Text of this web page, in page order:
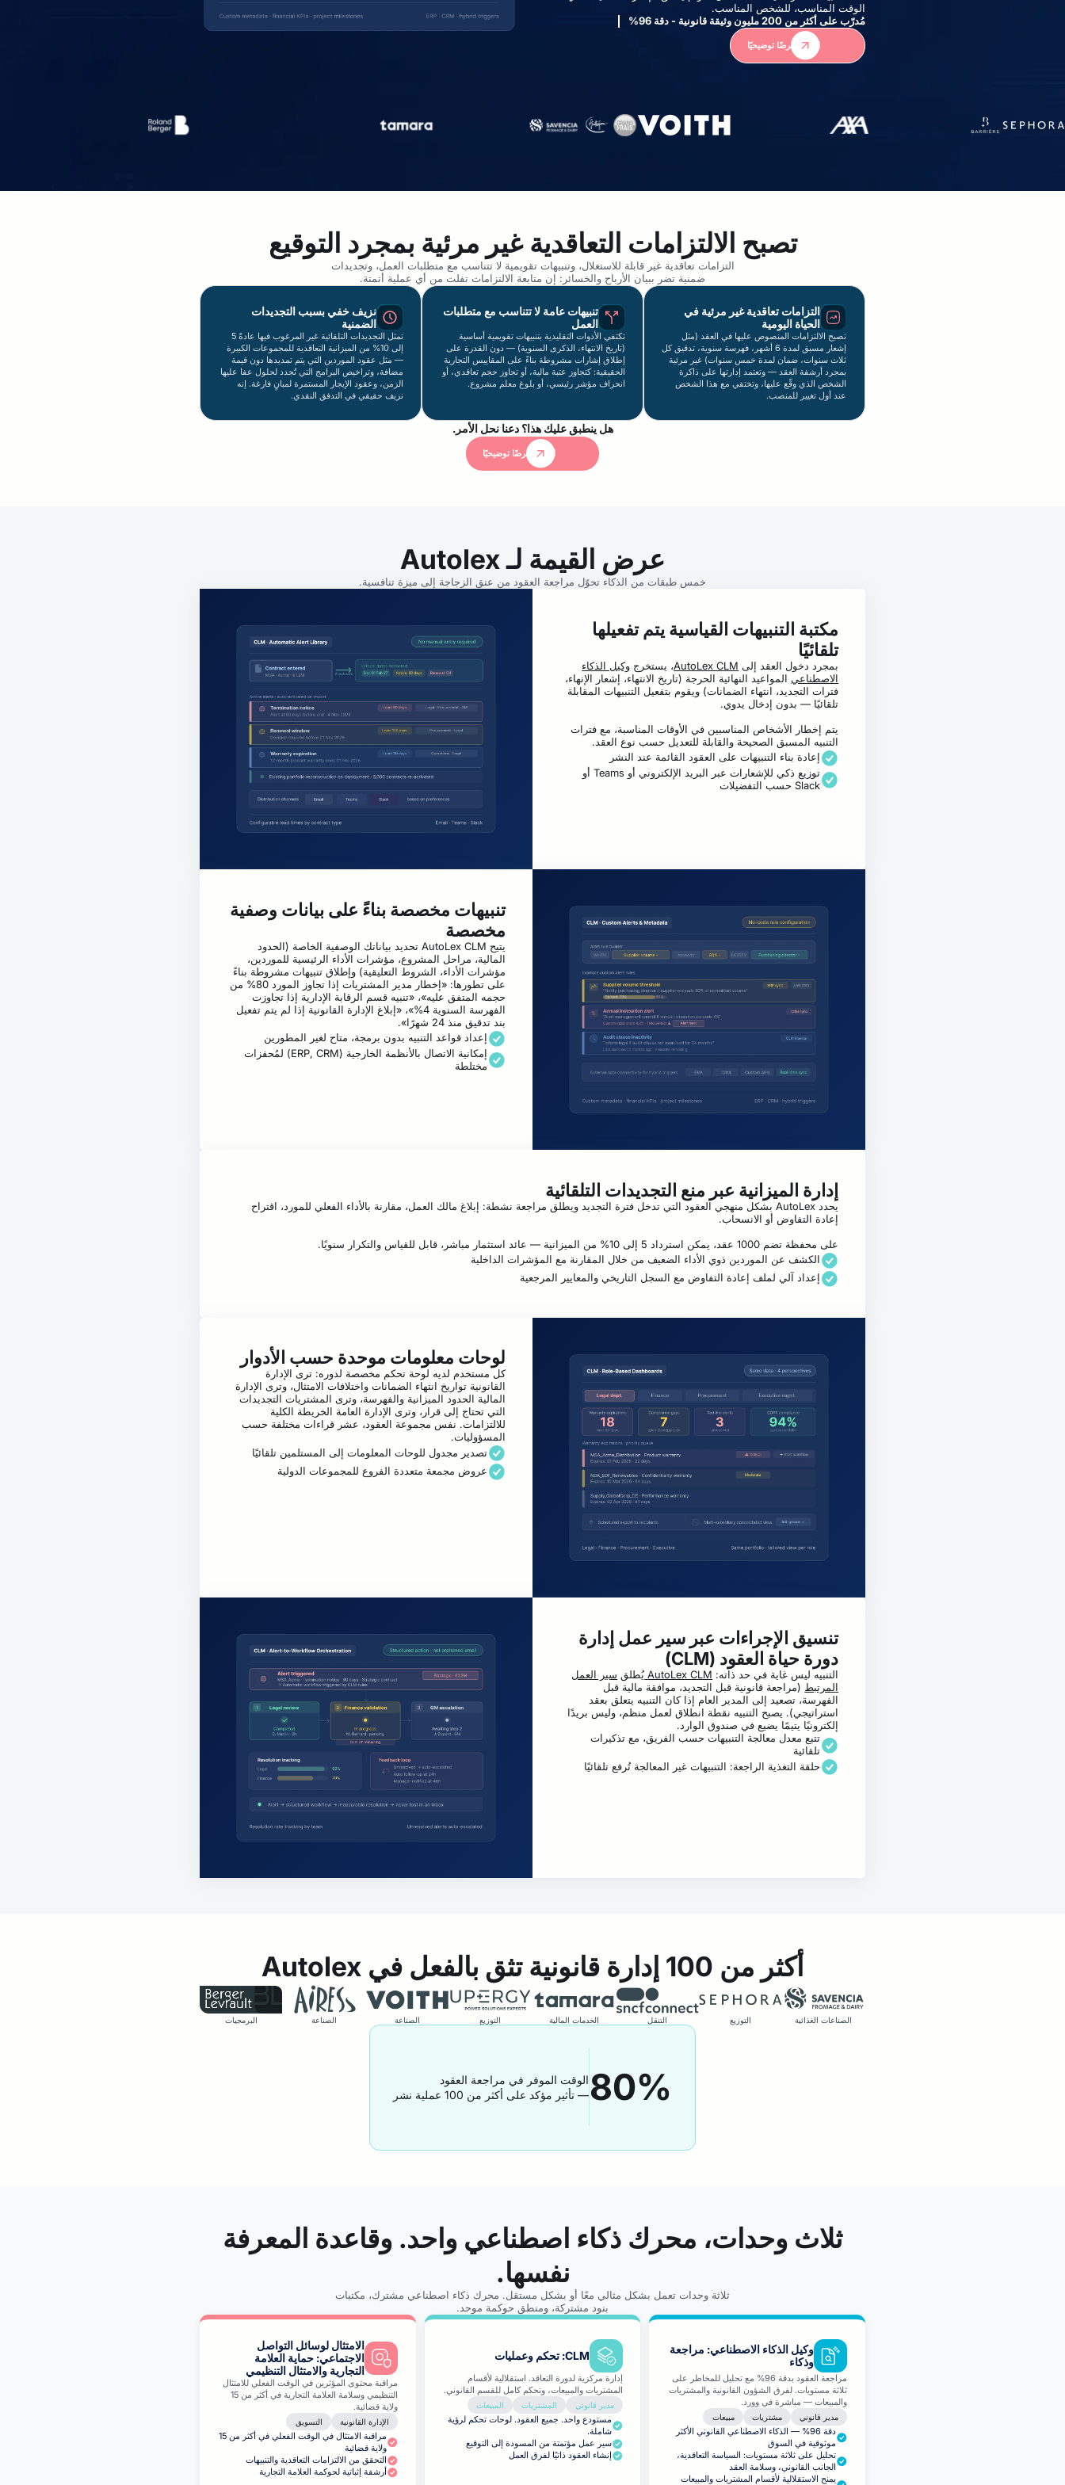
الوقت المناسب، للشخص المناسب.
مُدرّب على أكثر من 200 مليون وثيقة قانونية - دقة 96%
اطلب عرضًا توضيحيًا
تصبح الالتزامات التعاقدية غير مرئية بمجرد التوقيع
التزامات تعاقدية غير قابلة للاستغلال، وتنبيهات تقويمية لا تتناسب مع متطلبات العمل، وتجديدات
ضمنية تضر ببيان الأرباح والخسائر: إن متابعة الالتزامات تفلت من أي عملية أتمتة.
التزامات تعاقدية غير مرئية في
الحياة اليومية
تصبح الالتزامات المنصوص عليها في العقد (مثل
إشعار مسبق لمدة 6 أشهر، فهرسة سنوية، تدقيق كل
ثلاث سنوات، ضمان لمدة خمس سنوات) غير مرئية
بمجرد أرشفة العقد — وتعتمد إدارتها على ذاكرة
الشخص الذي وقّع عليها، وتختفي مع هذا الشخص
عند أول تغيير للمنصب.
تنبيهات عامة لا تتناسب مع متطلبات
العمل
تكتفي الأدوات التقليدية بتنبيهات تقويمية أساسية
(تاريخ الانتهاء، الذكرى السنوية) — دون القدرة على
إطلاق إشارات مشروطة بناءً على المقاييس التجارية
الحقيقية: كتجاوز عتبة مالية، أو تجاوز حجم تعاقدي، أو
انحراف مؤشر رئيسي، أو بلوغ معلم مشروع.
نزيف خفي بسبب التجديدات
الضمنية
تمثل التجديدات التلقائية غير المرغوب فيها عادةً 5
إلى 10% من الميزانية التعاقدية للمجموعات الكبيرة
— مثل عقود الموردين التي يتم تمديدها دون قيمة
مضافة، وتراخيص البرامج التي تُجدد لحلول عفا عليها
الزمن، وعقود الإيجار المستمرة لمبانٍ فارغة. إنه
نزيف حقيقي في التدفق النقدي.
هل ينطبق عليك هذا؟ دعنا نحل الأمر.
اطلب عرضًا توضيحيًا
عرض القيمة لـ Autolex
خمس طبقات من الذكاء تحوّل مراجعة العقود من عنق الزجاجة إلى ميزة تنافسية.
مكتبة التنبيهات القياسية يتم تفعيلها
تلقائيًا
بمجرد دخول العقد إلى AutoLex CLM، يستخرج وكيل الذكاء
الاصطناعي المواعيد النهائية الحرجة (تاريخ الانتهاء، إشعار الإنهاء،
فترات التجديد، انتهاء الضمانات) ويقوم بتفعيل التنبيهات المقابلة
تلقائيًا — بدون إدخال يدوي.
يتم إخطار الأشخاص المناسبين في الأوقات المناسبة، مع فترات
التنبيه المسبق الصحيحة والقابلة للتعديل حسب نوع العقد.
إعادة بناء التنبيهات على العقود القائمة عند النشر
توزيع ذكي للإشعارات عبر البريد الإلكتروني أو Teams أو
Slack حسب التفضيلات
تنبيهات مخصصة بناءً على بيانات وصفية
مخصصة
يتيح AutoLex CLM تحديد بياناتك الوصفية الخاصة (الحدود
المالية، مراحل المشروع، مؤشرات الأداء الرئيسية للموردين،
مؤشرات الأداء، الشروط التعليقية) وإطلاق تنبيهات مشروطة بناءً
على تطورها: «إخطار مدير المشتريات إذا تجاوز المورد 80% من
حجمه المتفق عليه»، «تنبيه قسم الرقابة الإدارية إذا تجاوزت
الفهرسة السنوية 4%»، «إبلاغ الإدارة القانونية إذا لم يتم تفعيل
بند تدقيق منذ 24 شهرًا».
إعداد قواعد التنبيه بدون برمجة، متاح لغير المطورين
إمكانية الاتصال بالأنظمة الخارجية (ERP, CRM) لمُحفزات
مختلطة
إدارة الميزانية عبر منع التجديدات التلقائية
يحدد AutoLex بشكل منهجي العقود التي تدخل فترة التجديد ويطلق مراجعة نشطة: إبلاغ مالك العمل، مقارنة بالأداء الفعلي للمورد، اقتراح
إعادة التفاوض أو الانسحاب.
على محفظة تضم 1000 عقد، يمكن استرداد 5 إلى 10% من الميزانية — عائد استثمار مباشر، قابل للقياس والتكرار سنويًا.
الكشف عن الموردين ذوي الأداء الضعيف من خلال المقارنة مع المؤشرات الداخلية
إعداد آلي لملف إعادة التفاوض مع السجل التاريخي والمعايير المرجعية
لوحات معلومات موحدة حسب الأدوار
كل مستخدم لديه لوحة تحكم مخصصة لدوره: ترى الإدارة
القانونية تواريخ انتهاء الضمانات واختلافات الامتثال، وترى الإدارة
المالية الحدود الميزانية والفهرسة، وترى المشتريات التجديدات
التي تحتاج إلى قرار، وترى الإدارة العامة الخريطة الكلية
للالتزامات. نفس مجموعة العقود، عشر قراءات مختلفة حسب
المسؤوليات.
تصدير مجدول للوحات المعلومات إلى المستلمين تلقائيًا
عروض مجمعة متعددة الفروع للمجموعات الدولية
تنسيق الإجراءات عبر سير عمل إدارة
دورة حياة العقود (CLM)
التنبيه ليس غاية في حد ذاته: AutoLex CLM يُطلق سير العمل
المرتبط (مراجعة قانونية قبل التجديد، موافقة مالية قبل
الفهرسة، تصعيد إلى المدير العام إذا كان التنبيه يتعلق بعقد
استراتيجي). يصبح التنبيه نقطة انطلاق لعمل منظم، وليس بريدًا
إلكترونيًا يتيمًا يضيع في صندوق الوارد.
تتبع معدل معالجة التنبيهات حسب الفريق، مع تذكيرات
تلقائية
حلقة التغذية الراجعة: التنبيهات غير المعالجة تُرفع تلقائيًا
أكثر من 100 إدارة قانونية تثق بالفعل في Autolex
الصناعات الغذائية التوزيع التنقل الخدمات المالية التوزيع الصناعة الصناعة البرمجيات
80% الوقت الموفر في مراجعة العقود
— تأثير مؤكد على أكثر من 100 عملية نشر
ثلاث وحدات، محرك ذكاء اصطناعي واحد. وقاعدة المعرفة
نفسها.
ثلاثة وحدات تعمل بشكل مثالي معًا أو بشكل مستقل. محرك ذكاء اصطناعي مشترك، مكتبات
بنود مشتركة، ومنطق حوكمة موحد.
وكيل الذكاء الاصطناعي: مراجعة
وذكاء
مراجعة العقود بدقة 96% مع تحليل للمخاطر على
ثلاثة مستويات. لفرق الشؤون القانونية والمشتريات
والمبيعات — مباشرة في وورد.
مدير قانوني مشتريات مبيعات
دقة 96% — الذكاء الاصطناعي القانوني الأكثر
موثوقية في السوق
تحليل على ثلاثة مستويات: السياسة التعاقدية،
الجانب القانوني، وسلامة العقد
يمنح الاستقلالية لأقسام المشتريات والمبيعات
CLM: تحكم وعمليات
إدارة مركزية لدورة التعاقد. استقلالية لأقسام
المشتريات والمبيعات، وتحكم كامل للقسم القانوني.
مدير قانوني المشتريات المبيعات
مستودع واحد. جميع العقود. لوحات تحكم لرؤية
شاملة.
سير عمل مؤتمتة من المسودة إلى التوقيع
إنشاء العقود ذاتيًا لفرق العمل
الامتثال لوسائل التواصل
الاجتماعي: حماية العلامة
التجارية والامتثال التنظيمي
مراقبة محتوى المؤثرين في الوقت الفعلي للامتثال
التنظيمي وسلامة العلامة التجارية في أكثر من 15
ولاية قضائية.
الإدارة القانونية التسويق
مراقبة الامتثال في الوقت الفعلي في أكثر من 15
ولاية قضائية
التحقق من الالتزامات التعاقدية والتنبيهات
أرشفة إثباتية لحوكمة العلامة التجارية